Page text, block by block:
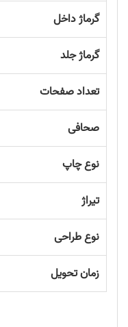
گرماژ داخل
گرماژ جلد
تعداد صفحات
صحافی
نوع چاپ
تیراژ
نوع طراحی
زمان تحویل